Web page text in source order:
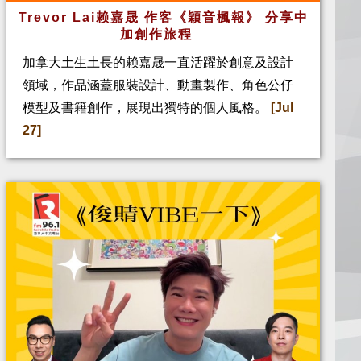
Trevor Lai赖嘉晟 作客《穎音楓報》 分享中
加創作旅程
加拿大土生土長的赖嘉晟一直活躍於創意及設計
領域，作品涵蓋服裝設計、動畫製作、角色公仔
模型及書籍創作，展現出獨特的個人風格。
[Jul
27]